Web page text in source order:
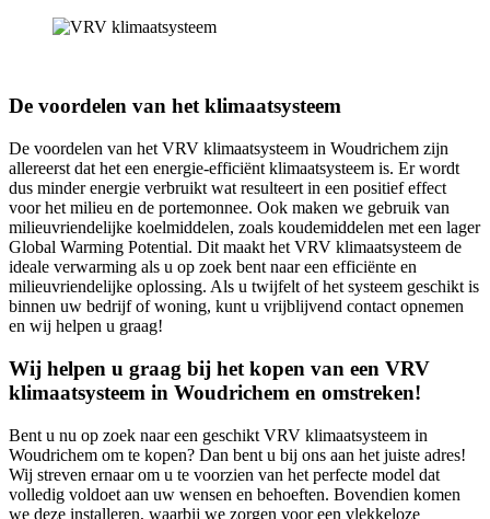
De voordelen van het klimaatsysteem
De voordelen van het VRV klimaatsysteem in Woudrichem zijn
allereerst dat het een energie-efficiënt klimaatsysteem is. Er wordt
dus minder energie verbruikt wat resulteert in een positief effect
voor het milieu en de portemonnee. Ook maken we gebruik van
milieuvriendelijke koelmiddelen, zoals koudemiddelen met een lager
Global Warming Potential. Dit maakt het VRV klimaatsysteem de
ideale verwarming als u op zoek bent naar een efficiënte en
milieuvriendelijke oplossing. Als u twijfelt of het systeem geschikt is
binnen uw bedrijf of woning, kunt u vrijblijvend contact opnemen
en wij helpen u graag!
Wij helpen u graag bij het kopen van een VRV
klimaatsysteem in Woudrichem en omstreken!
Bent u nu op zoek naar een geschikt VRV klimaatsysteem in
Woudrichem om te kopen? Dan bent u bij ons aan het juiste adres!
Wij streven ernaar om u te voorzien van het perfecte model dat
volledig voldoet aan uw wensen en behoeften. Bovendien komen
we deze installeren, waarbij we zorgen voor een vlekkeloze